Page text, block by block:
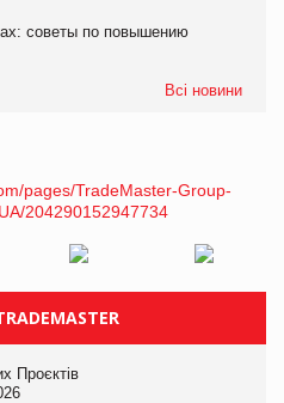
советы по повышению
Всі новини
Проєктів